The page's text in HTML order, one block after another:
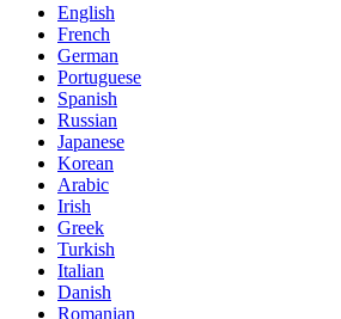
English
French
German
Portuguese
Spanish
Russian
Japanese
Korean
Arabic
Irish
Greek
Turkish
Italian
Danish
Romanian